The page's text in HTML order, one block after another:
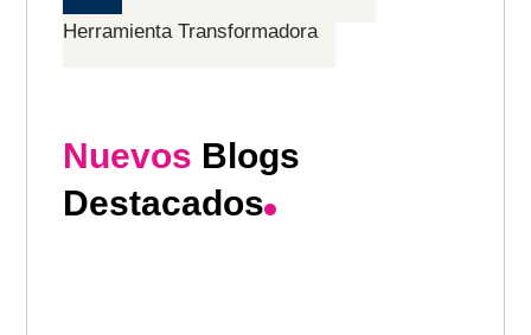
Herramienta Transformadora
Nuevos Blogs
Destacados